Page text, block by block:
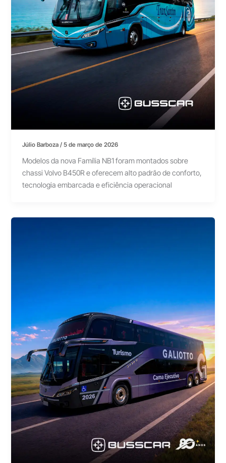
Júlio Barboza/5 de março de 2026
Modelos da nova Família NB1 foram montados sobre
chassi Volvo B450R e oferecem alto padrão de conforto,
tecnologia embarcada e eficiência operacional